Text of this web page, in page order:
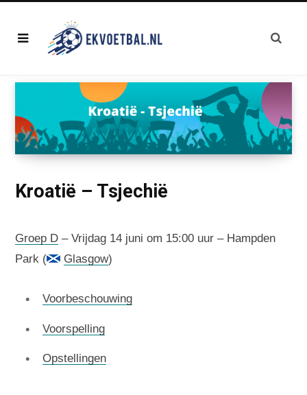
Kroatië – Tsjechië
Groep D – Vrijdag 14 juni om 15:00 uur – Hampden
Park (
Glasgow)
Voorbeschouwing
Voorspelling
Opstellingen